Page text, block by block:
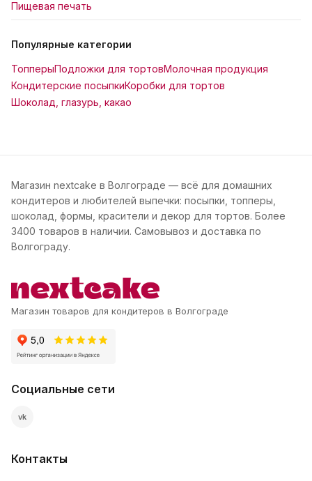
Пищевая печать
Популярные категории
ТопперыПодложки для тортовМолочная продукция
Кондитерские посыпкиКоробки для тортов
Шоколад, глазурь, какао
Магазин nextcake в Волгограде — всё для домашних
кондитеров и любителей выпечки: посыпки, топперы,
шоколад, формы, красители и декор для тортов. Более
3400 товаров в наличии. Самовывоз и доставка по
Волгограду.
Магазин товаров для кондитеров в Волгограде
Социальные сети
vk
Контакты